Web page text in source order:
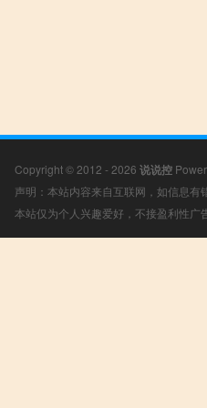
Copyright © 2012 - 2026 说说控
声明：本站内容来自互联网，如信息
本站仅为个人兴趣爱好，不接盈利性广